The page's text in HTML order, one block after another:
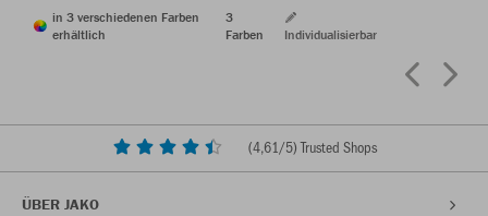
in 3 verschiedenen Farben
erhältlich
3
Farben
Individualisierbar
(4,61/5) Trusted Shops
ÜBER JAKO